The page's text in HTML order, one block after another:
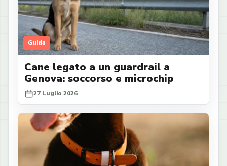
Guida
Cane legato a un guardrail a
Genova: soccorso e microchip
27 Luglio 2026